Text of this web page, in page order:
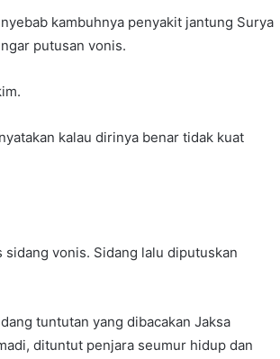
kambuhnya penyakit jantung Surya
putusan vonis.
kalau dirinya benar tidak kuat
vonis. Sidang lalu diputuskan
tuntutan yang dibacakan Jaksa
dituntut penjara seumur hidup dan